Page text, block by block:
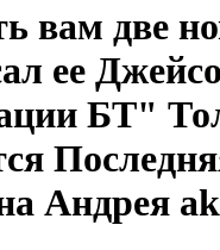
вам две
ее
БТ"
Андрея